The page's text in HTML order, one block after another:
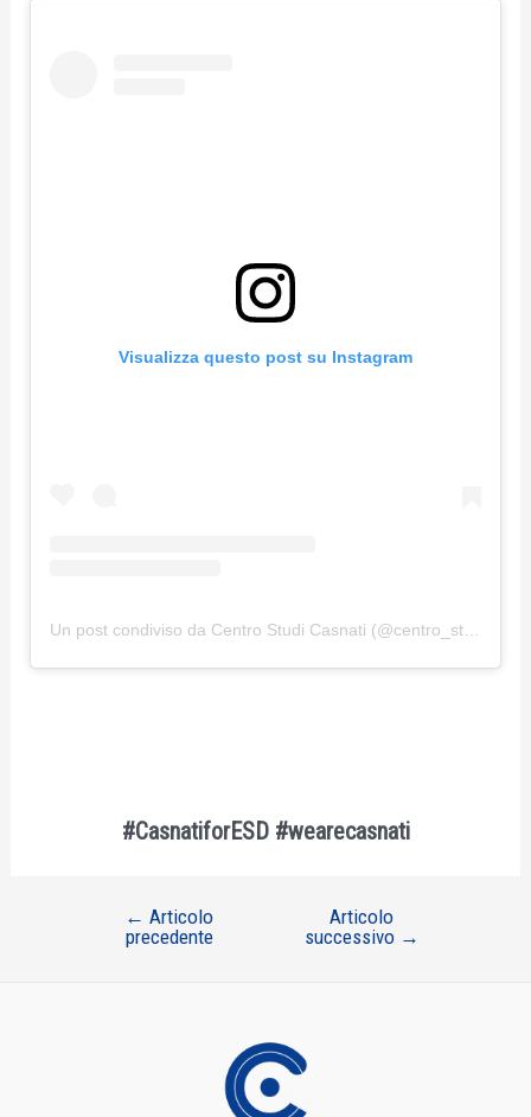
Visualizza questo post su Instagram
Un post condiviso da Centro Studi Casnati (@centro_studi_casnati)
#CasnatiforESD #wearecasnati
Navigazione
← Articolo
precedente
Articolo
successivo →